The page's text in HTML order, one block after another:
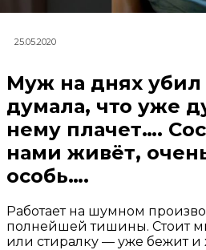
25.05.2020
Муж на днях убил
думала, что уже
нему плачет….
нами живёт,
особь….
Работает на шумном
полнейшей тишины. Стоит
или стиралку — уже бежит и